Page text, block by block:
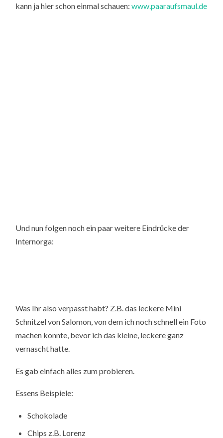
kann ja hier schon einmal schauen:www.paaraufsmaul.de
Und nun folgen noch ein paar weitere Eindrücke der
Internorga:
Was Ihr also verpasst habt? Z.B. das leckere Mini
Schnitzel von Salomon, von dem ich noch schnell ein Foto
machen konnte, bevor ich das kleine, leckere ganz
vernascht hatte.
Es gab einfach alles zum probieren.
Essens Beispiele:
Schokolade
Chips z.B. Lorenz